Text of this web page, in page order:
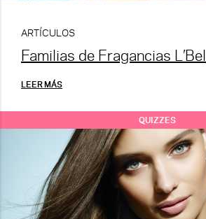
ARTÍCULOS
Familias de Fragancias L’Bel
LEER MÁS
QUIZZES